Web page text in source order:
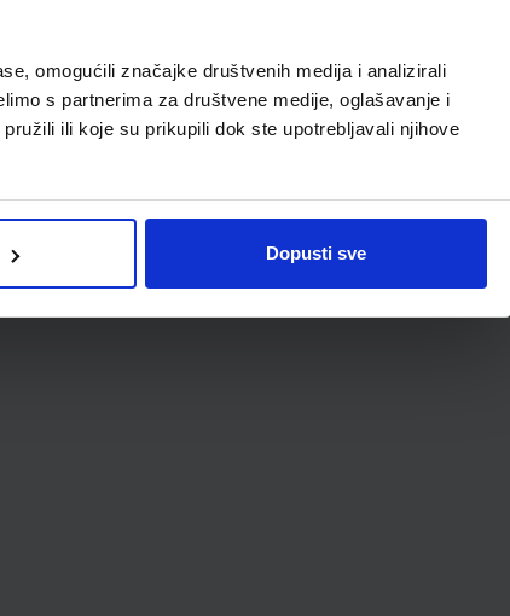
omogućili značajke društvenih medija i analizirali
s partnerima za društvene medije, oglašavanje i
ili koje su prikupili dok ste upotrebljavali njihove
Dopusti sve